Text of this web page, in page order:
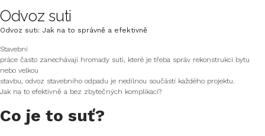
Odvoz suti
Odvoz suti: Jak na to správně a efektivně
Stavební
práce často zanechávají hromady suti, které je třeba správ rekonstrukci bytu
nebo velkou
stavbu, odvoz stavebního odpadu je nedílnou součástí každého projektu.
Jak na to efektivně a bez zbytečných komplikací?
Co je to suť?